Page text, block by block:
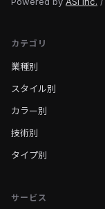
カテゴリ
業種別
スタイル別
カラー別
技術別
タイプ別
サービス